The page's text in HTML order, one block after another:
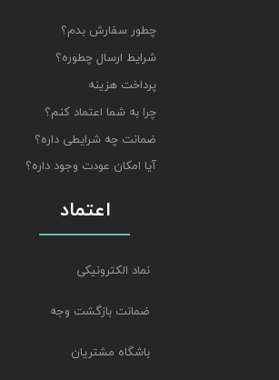
چطور سفارش بدم؟
شرایط ارسال چطوره؟
پرداخت هزینه
چرا به شما اعتماد کنم؟
ضمانت چه شرایطی داره؟
آیا امکان عودت وجود داره؟
اعتماد
نماد الکترونیکی
ضمانت بازگشت وجه
باشگاه مشتریان